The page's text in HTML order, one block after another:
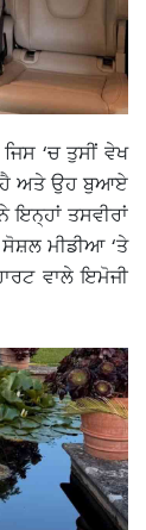
‘ਚ ਤੁਸੀਂ ਵੇਖ
ਹੈ ਅਤੇ ਉਹ ਬੁਆਏ
ਇਨ੍ਹਾਂ ਤਸਵੀਰਾਂ
ਮੀਡੀਆ ‘ਤੇ
ਵਾਲੇ ਇਮੋਜੀ